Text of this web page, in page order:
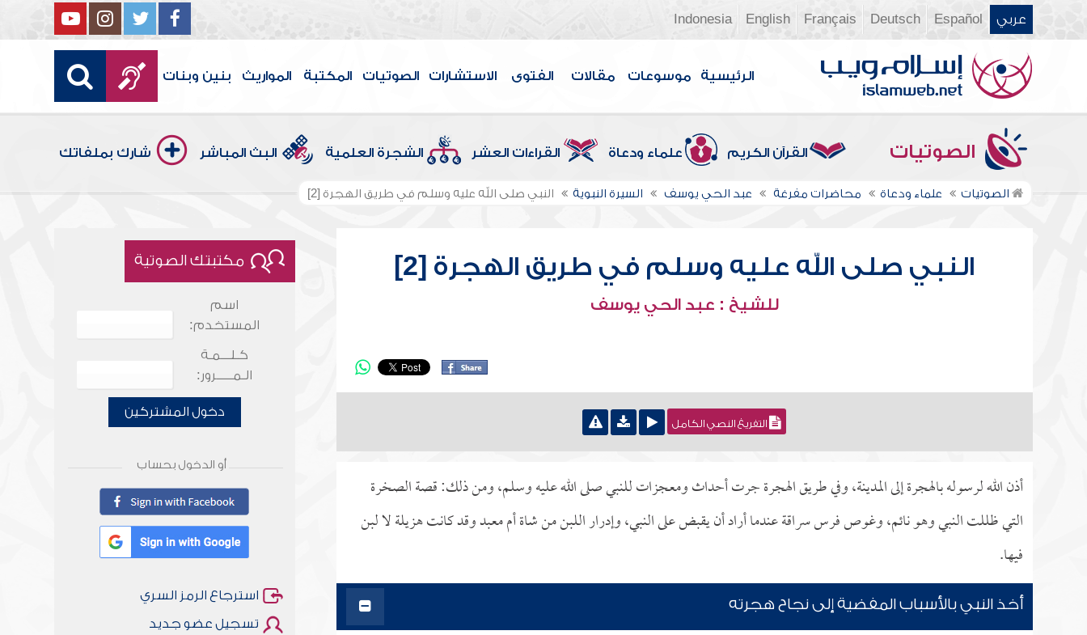
عربي Español
Deutsch
Français
English
Indonesia
الرئيسية موسوعات مقالات الفتوى الاستشارات الصوتيات المكتبة المواريث بنين وبنات
الصوتيات القرآن الكريم علماء ودعاة القراءات العشر الشجرة العلمية البث المباشر شارك بملفاتك
الصوتيات علماء ودعاة محاضرات مفرغة عبد الحي يوسف السيرة النبوية النبي صلى الله عليه وسلم في طريق الهجرة [2]
النبي صلى الله عليه وسلم في طريق الهجرة [2]
للشيخ : عبد الحي يوسف
التفريغ النصي الكامل
أذن الله لرسوله بالهجرة إلى المدينة، وفي طريق الهجرة جرت أحداث ومعجزات للنبي صلى الله عليه وسلم، ومن ذلك: قصة الصخرة
التي ظللت النبي وهو نائم، وغوص فرس سراقة عندما أراد أن يقبض على النبي، وإدرار اللبن من شاة أم معبد وقد كانت هزيلة لا لبن
فيها.
أخذ النبي بالأسباب المفضية إلى نجاح هجرته
مكتبتك الصوتية
اسم
المستخدم:
كـلـــمـة
الـمـــــرور:
دخول المشتركين
أو الدخول بحساب
استرجاع الرمز السري
تسجيل عضو جديد